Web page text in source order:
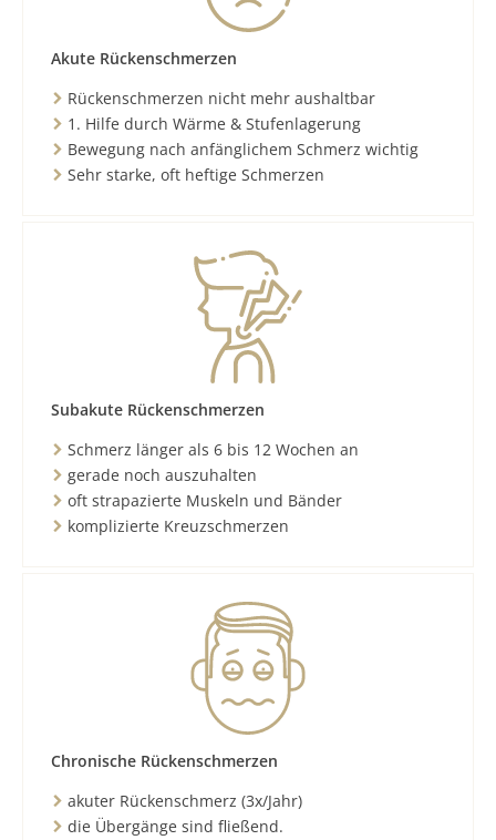
Akute Rückenschmerzen
Rückenschmerzen nicht mehr aushaltbar
1. Hilfe durch Wärme & Stufenlagerung
Bewegung nach anfänglichem Schmerz wichtig
Sehr starke, oft heftige Schmerzen
Subakute Rückenschmerzen
Schmerz länger als 6 bis 12 Wochen an
gerade noch auszuhalten
oft strapazierte Muskeln und Bänder
komplizierte Kreuzschmerzen
Chronische Rückenschmerzen
akuter Rückenschmerz (3x/Jahr)
die Übergänge sind fließend.